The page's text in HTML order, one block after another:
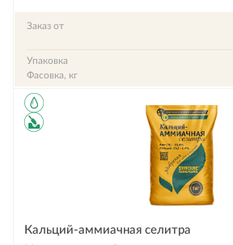
Заказ от
Упаковка
Фасовка, кг
Кальций-аммиачная селитра